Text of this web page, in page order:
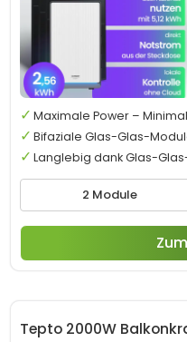
2 Module
Maximale Power –
Bifaziale Glas-Glas-
Langlebig dank Glas-
Tepto 2000W